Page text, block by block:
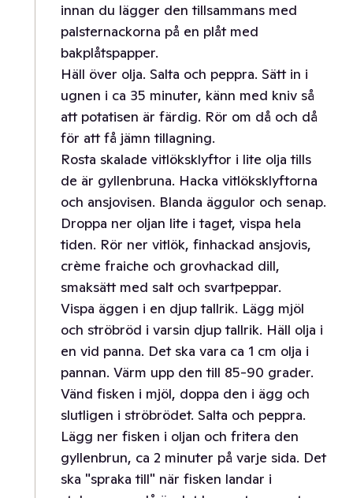
innan du lägger den tillsammans med
palsternackorna på en plåt med
bakplåtspapper.
Häll över olja. Salta och peppra. Sätt in i
ugnen i ca 35 minuter, känn med kniv så
att potatisen är färdig. Rör om då och då
för att få jämn tillagning.
Rosta skalade vitlöksklyftor i lite olja tills
de är gyllenbruna. Hacka vitlöksklyftorna
och ansjovisen. Blanda äggulor och senap.
Droppa ner oljan lite i taget, vispa hela
tiden. Rör ner vitlök, finhackad ansjovis,
crème fraiche och grovhackad dill,
smaksätt med salt och svartpeppar.
Vispa äggen i en djup tallrik. Lägg mjöl
och ströbröd i varsin djup tallrik. Häll olja i
en vid panna. Det ska vara ca 1 cm olja i
pannan. Värm upp den till 85-90 grader.
Vänd fisken i mjöl, doppa den i ägg och
slutligen i ströbrödet. Salta och peppra.
Lägg ner fisken i oljan och fritera den
gyllenbrun, ca 2 minuter på varje sida. Det
ska "spraka till" när fisken landar i